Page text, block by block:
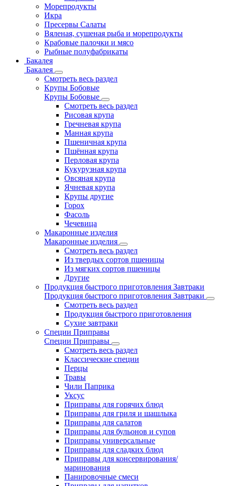
Морепродукты
Икра
Пресервы Салаты
Вяленая, сушеная рыба и морепродукты
Крабовые палочки и мясо
Рыбные полуфабрикаты
Бакалея
Бакалея
Смотреть весь раздел
Крупы Бобовые
Крупы Бобовые
Смотреть весь раздел
Рисовая крупа
Гречневая крупа
Манная крупа
Пшеничная крупа
Пшённая крупа
Перловая крупа
Кукурузная крупа
Овсяная крупа
Ячневая крупа
Крупы другие
Горох
Фасоль
Чечевица
Макаронные изделия
Макаронные изделия
Смотреть весь раздел
Из твердых сортов пшеницы
Из мягких сортов пшеницы
Другие
Продукция быстрого приготовления Завтраки
Продукция быстрого приготовления Завтраки
Смотреть весь раздел
Продукция быстрого приготовления
Сухие завтраки
Специи Приправы
Специи Приправы
Смотреть весь раздел
Классические специи
Перцы
Травы
Чили Паприка
Уксус
Приправы для горячих блюд
Приправы для гриля и шашлыка
Приправы для салатов
Приправы для бульонов и супов
Приправы универсальные
Приправы для сладких блюд
Приправы для консервирования/
маринования
Панировочные смеси